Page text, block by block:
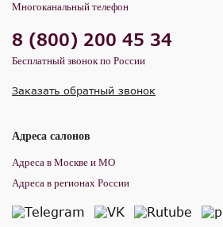
Многоканальный телефон
8 (800) 200 45 34
Бесплатный звонок по России
Заказать обратный звонок
Адреса салонов
Адреса в Москве и МО
Адреса в регионах России